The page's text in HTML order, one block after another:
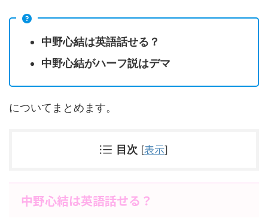
中野心結は英語話せる？
中野心結がハーフ説はデマ
についてまとめます。
目次 [表示]
中野心結は英語話せる？